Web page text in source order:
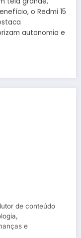
o Redmi 15
autonomia e
de conteúdo
e